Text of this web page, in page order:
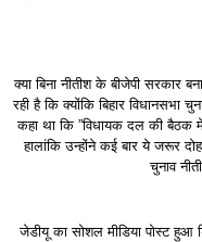
क्या बिना नीतीश के बीजेपी सरकार
रही है कि क्योंकि बिहार विधानसभा
कहा था कि ”विधायक दल की बैठक
हालांकि उन्होंने कई बार ये जरूर
चुनाव
जेडीयू का सोशल मीडिया पोस्ट हुआ